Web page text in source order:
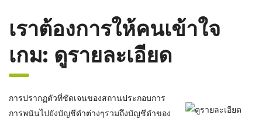
เราต้องการให้คนเข้าใจ
เกม: ดูรายละเอียด
การปรากฏตัวที่ชัดเจนของสถานประกอบการ
การพนันไปยังบัญชีดำต่างๆรวมถึงบัญชีดำของ